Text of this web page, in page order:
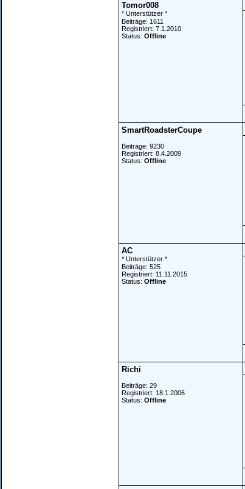
Tomor008
* Unterstützer *
Beiträge: 1611
Registriert: 7.1.2010
Status: Offline
SmartRoadsterCoupe
Beiträge: 9230
Registriert: 8.4.2009
Status: Offline
AC
* Unterstützer *
Beiträge: 525
Registriert: 11.11.2015
Status: Offline
Richi
Beiträge: 29
Registriert: 18.1.2006
Status: Offline